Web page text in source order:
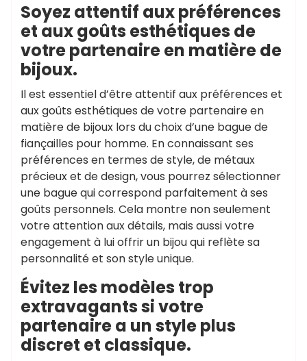
Soyez attentif aux préférences
et aux goûts esthétiques de
votre partenaire en matière de
bijoux.
Il est essentiel d’être attentif aux préférences et
aux goûts esthétiques de votre partenaire en
matière de bijoux lors du choix d’une bague de
fiançailles pour homme. En connaissant ses
préférences en termes de style, de métaux
précieux et de design, vous pourrez sélectionner
une bague qui correspond parfaitement à ses
goûts personnels. Cela montre non seulement
votre attention aux détails, mais aussi votre
engagement à lui offrir un bijou qui reflète sa
personnalité et son style unique.
Évitez les modèles trop
extravagants si votre
partenaire a un style plus
discret et classique.